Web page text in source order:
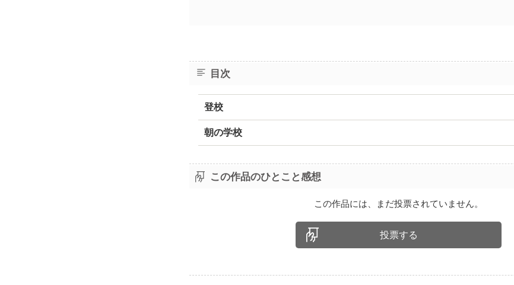
目次
登校
朝の学校
この作品のひとこと感想
この作品には、まだ投票されていません。
投票する